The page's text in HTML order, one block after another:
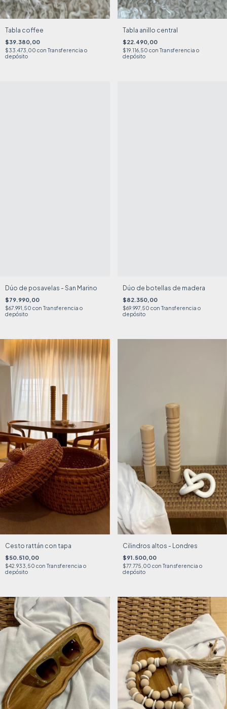
Tabla coffee
$39.380,00
$33.473,00 con Transferencia o
depósito
Tabla anillo central
$22.490,00
$19.116,50 con Transferencia o
depósito
Dúo de posavelas - San Marino
$79.990,00
$67.991,50 con Transferencia o
depósito
Dúo de botellas de madera
$82.350,00
$69.997,50 con Transferencia o
depósito
Cesto rattán con tapa
$50.510,00
$42.933,50 con Transferencia o
depósito
Cilindros altos - Londres
$91.500,00
$77.775,00 con Transferencia o
depósito